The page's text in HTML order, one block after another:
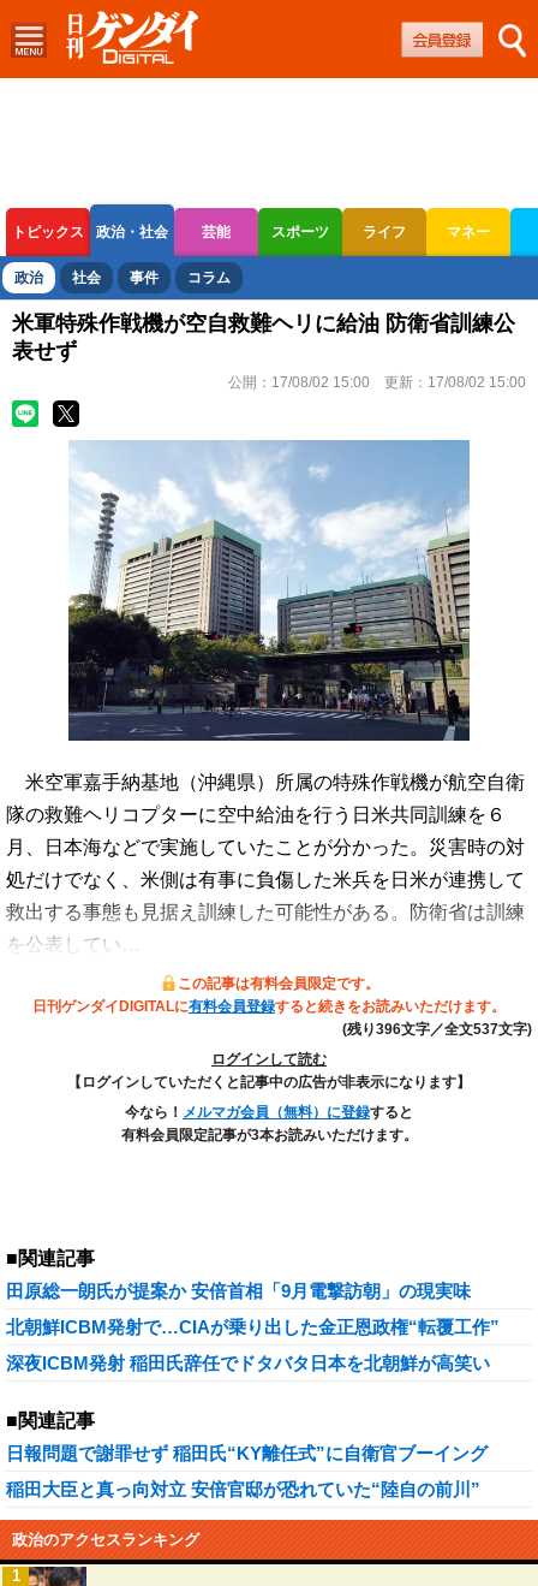
トピックス 政治・社会 芸能 スポーツ ライフ マネー
ボートレース 競輪 オートレース
政治 社会 事件 コラム
米軍特殊作戦機が空自救難ヘリに給油 防衛省訓練公
表せず
公開： 17/08/02 15:00 更新： 17/08/02 15:00
米空軍嘉手納基地（沖縄県）所属の特殊作戦機が航空自衛
隊の救難ヘリコプターに空中給油を行う日米共同訓練を６
月、日本海などで実施していたことが分かった。災害時の対
処だけでなく、米側は有事に負傷した米兵を日米が連携して
救出する事態も見据え訓練した可能性がある。防衛省は訓練
を公表してい…
この記事は有料会員限定です。
日刊ゲンダイDIGITALに有料会員登録すると続きをお読みいただけます。
(残り396文字／全文537文字)
ログインして読む
【ログインしていただくと記事中の広告が非表示になります】
今なら！ メルマガ会員（無料）に登録すると
有料会員限定記事が3本お読みいただけます。
■関連記事
田原総一朗氏が提案か 安倍首相「9月電撃訪朝」の現実味
北朝鮮ICBM発射で…CIAが乗り出した金正恩政権“転覆工作”
深夜ICBM発射 稲田氏辞任でドタバタ日本を北朝鮮が高笑い
■関連記事
日報問題で謝罪せず 稲田氏“KY離任式”に自衛官ブーイング
稲田大臣と真っ向対立 安倍官邸が恐れていた“陸自の前川”
政治のアクセスランキング
1